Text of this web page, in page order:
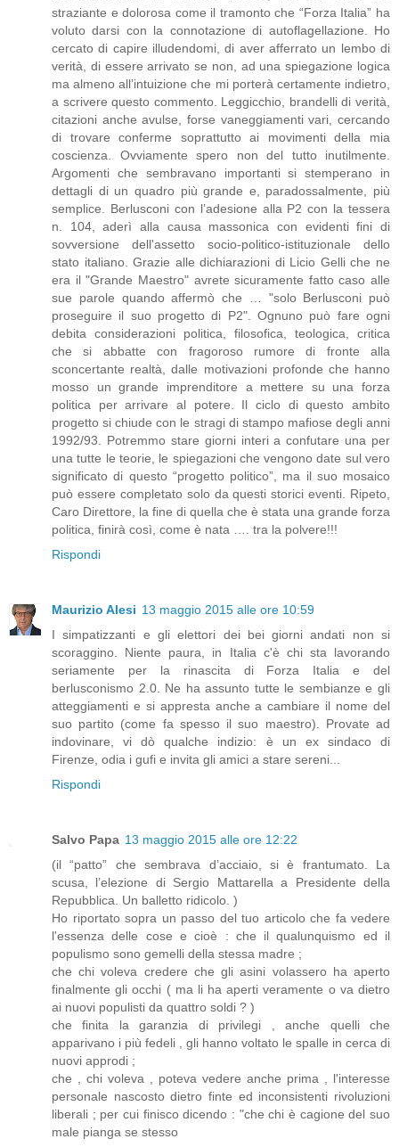
straziante e dolorosa come il tramonto che “Forza Italia” ha
voluto darsi con la connotazione di autoflagellazione. Ho
cercato di capire illudendomi, di aver afferrato un lembo di
verità, di essere arrivato se non, ad una spiegazione logica
ma almeno all’intuizione che mi porterà certamente indietro,
a scrivere questo commento. Leggicchio, brandelli di verità,
citazioni anche avulse, forse vaneggiamenti vari, cercando
di trovare conferme soprattutto ai movimenti della mia
coscienza. Ovviamente spero non del tutto inutilmente.
Argomenti che sembravano importanti si stemperano in
dettagli di un quadro più grande e, paradossalmente, più
semplice. Berlusconi con l’adesione alla P2 con la tessera
n. 104, aderì alla causa massonica con evidenti fini di
sovversione dell'assetto socio-politico-istituzionale dello
stato italiano. Grazie alle dichiarazioni di Licio Gelli che ne
era il "Grande Maestro" avrete sicuramente fatto caso alle
sue parole quando affermò che … "solo Berlusconi può
proseguire il suo progetto di P2". Ognuno può fare ogni
debita considerazioni politica, filosofica, teologica, critica
che si abbatte con fragoroso rumore di fronte alla
sconcertante realtà, dalle motivazioni profonde che hanno
mosso un grande imprenditore a mettere su una forza
politica per arrivare al potere. Il ciclo di questo ambito
progetto si chiude con le stragi di stampo mafiose degli anni
1992/93. Potremmo stare giorni interi a confutare una per
una tutte le teorie, le spiegazioni che vengono date sul vero
significato di questo “progetto politico”, ma il suo mosaico
può essere completato solo da questi storici eventi. Ripeto,
Caro Direttore, la fine di quella che è stata una grande forza
politica, finirà così, come è nata …. tra la polvere!!!
Rispondi
Maurizio Alesi 13 maggio 2015 alle ore 10:59
I simpatizzanti e gli elettori dei bei giorni andati non si
scoraggino. Niente paura, in Italia c'è chi sta lavorando
seriamente per la rinascita di Forza Italia e del
berlusconismo 2.0. Ne ha assunto tutte le sembianze e gli
atteggiamenti e si appresta anche a cambiare il nome del
suo partito (come fa spesso il suo maestro). Provate ad
indovinare, vi dò qualche indizio: è un ex sindaco di
Firenze, odia i gufi e invita gli amici a stare sereni...
Rispondi
Salvo Papa 13 maggio 2015 alle ore 12:22
(il “patto” che sembrava d’acciaio, si è frantumato. La
scusa, l’elezione di Sergio Mattarella a Presidente della
Repubblica. Un balletto ridicolo. )
Ho riportato sopra un passo del tuo articolo che fa vedere
l'essenza delle cose e cioè : che il qualunquismo ed il
populismo sono gemelli della stessa madre ;
che chi voleva credere che gli asini volassero ha aperto
finalmente gli occhi ( ma li ha aperti veramente o va dietro
ai nuovi populisti da quattro soldi ? )
che finita la garanzia di privilegi , anche quelli che
apparivano i più fedeli , gli hanno voltato le spalle in cerca di
nuovi approdi ;
che , chi voleva , poteva vedere anche prima , l'interesse
personale nascosto dietro finte ed inconsistenti rivoluzioni
liberali ; per cui finisco dicendo : "che chi è cagione del suo
male pianga se stesso